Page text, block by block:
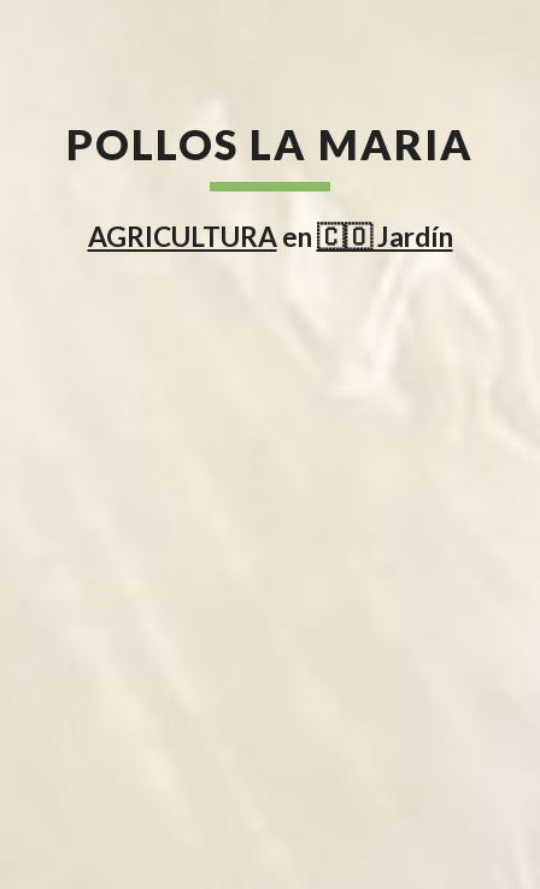
POLLOS LA MARIA
AGRICULTURA en🇨🇴 Jardín